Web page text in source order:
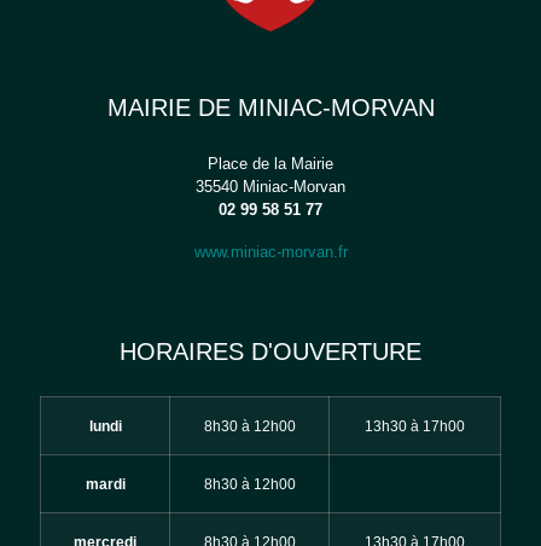
MAIRIE DE MINIAC-MORVAN
Place de la Mairie
35540 Miniac-Morvan
02 99 58 51 77
www.miniac-morvan.fr
HORAIRES D'OUVERTURE
lundi 8h30 à 12h00 13h30 à 17h00
mardi 8h30 à 12h00
mercredi 8h30 à 12h00 13h30 à 17h00